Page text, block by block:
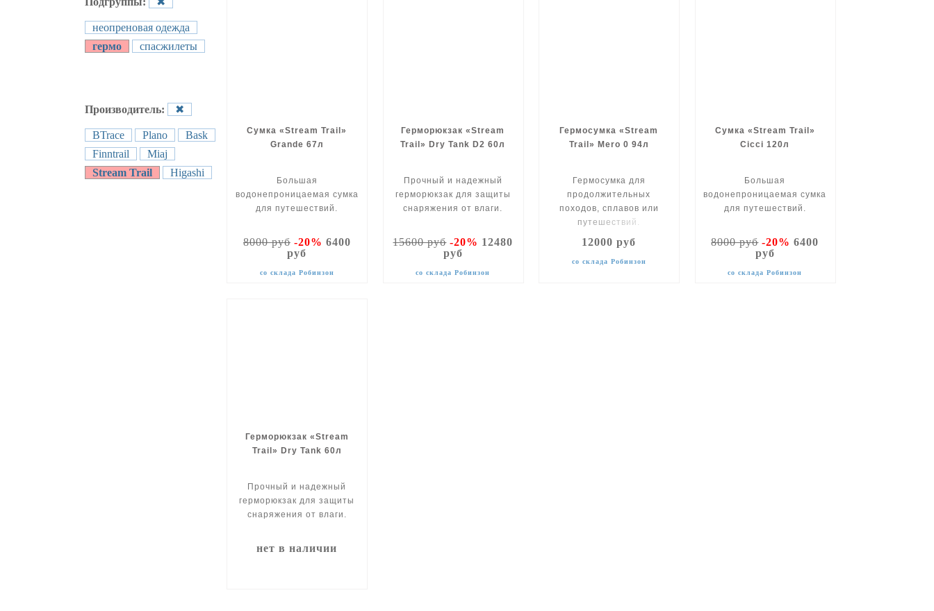
неопреновая одежда
гермо
спасжилеты
Производитель: ✖
BTrace Plano
Bask
Finntrail
Miaj
Stream Trail
Higashi
Сумка «Stream Trail»
Grande 67л
Большая
водонепроницаемая сумка
для путешествий.
8000 руб-20% 6400
руб
со склада Робинзон
Герморюкзак «Stream
Trail» Dry Tank D2 60л
Прочный и надежный
герморюкзак для защиты
снаряжения от влаги.
15600 руб-20% 12480
руб
со склада Робинзон
Гермосумка «Stream
Trail» Mero 0 94л
Гермосумка для
продолжительных
походов, сплавов или
путешествий.
12000 руб
со склада Робинзон
Сумка «Stream Trail»
Cicci 120л
Большая
водонепроницаемая сумка
для путешествий.
8000 руб-20% 6400
руб
со склада Робинзон
Герморюкзак «Stream
Trail» Dry Tank 60л
Прочный и надежный
герморюкзак для защиты
снаряжения от влаги.
нет в наличии